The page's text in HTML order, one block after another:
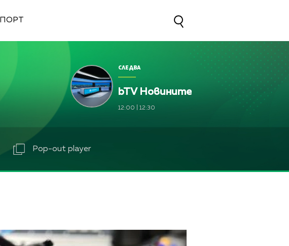
Алекс Кръстева, Жени Марчева и Диана Любенова
Алекс Кръстева, Жени Марчева и Диана Любенова
Алекс Кръстева, Жени Марчева и Диана Любенова
СЛЕДВА
bTV Новините
12:00 12:30
Pop-out player